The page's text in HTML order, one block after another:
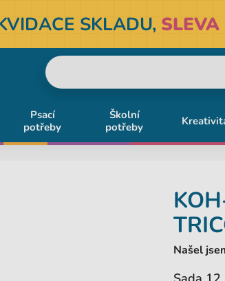
SKLADU,
Psací
potřeby
Školní
potřeby
Našel